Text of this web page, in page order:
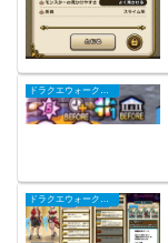
ドラクエウォークまとめ